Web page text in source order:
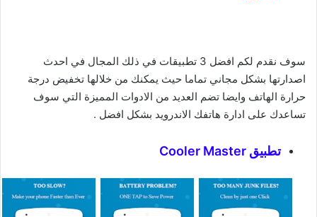
سوف نقدم لكم افضل 3 تطبيقات في ذلك المجال في احدث
اصدارتها بشكل مجاني تماما حيث يمكنك من خلالها تخفيض درجة
حرارة الهاتف وايضا تضم العديد من الادوات المميزة التي سوف
تساعدك على ادارة هاتفك الاندرويد بشكل افضل .
تطبيق Cooler Master